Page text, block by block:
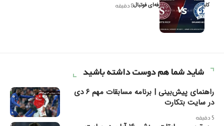
کاوه نیک‌فر، تحلیل‌گر حرفه‌ای فوتبال8 دقیقه
شاید شما هم دوست داشته باشید
راهنمای پیش‌بینی | برنامه مسابقات مهم ۶ دی
در سایت بتکارت
5 دقیقه